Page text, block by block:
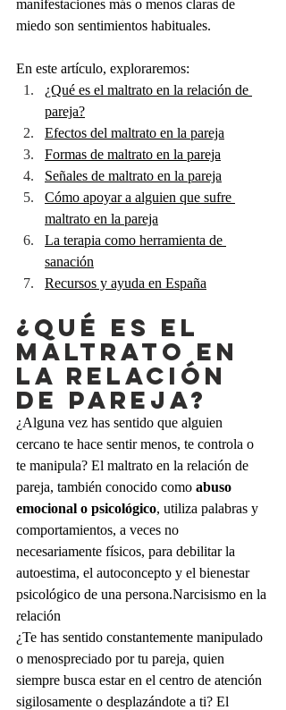
manifestaciones más o menos claras de
miedo son sentimientos habituales.
En este artículo, exploraremos:
¿Qué es el maltrato en la relación de
pareja?
Efectos del maltrato en la pareja
Formas de maltrato en la pareja
Señales de maltrato en la pareja
Cómo apoyar a alguien que sufre
maltrato en la pareja
La terapia como herramienta de
sanación
Recursos y ayuda en España
¿Qué es el
maltrato en
la relación
de pareja?
¿Alguna vez has sentido que alguien
cercano te hace sentir menos, te controla o
te manipula? El maltrato en la relación de
pareja, también conocido como abuso
emocional o psicológico, utiliza palabras y
comportamientos, a veces no
necesariamente físicos, para debilitar la
autoestima, el autoconcepto y el bienestar
psicológico de una persona.Narcisismo en la
relación
¿Te has sentido constantemente manipulado
o menospreciado por tu pareja, quien
siempre busca estar en el centro de atención
sigilosamente o desplazándote a ti? El